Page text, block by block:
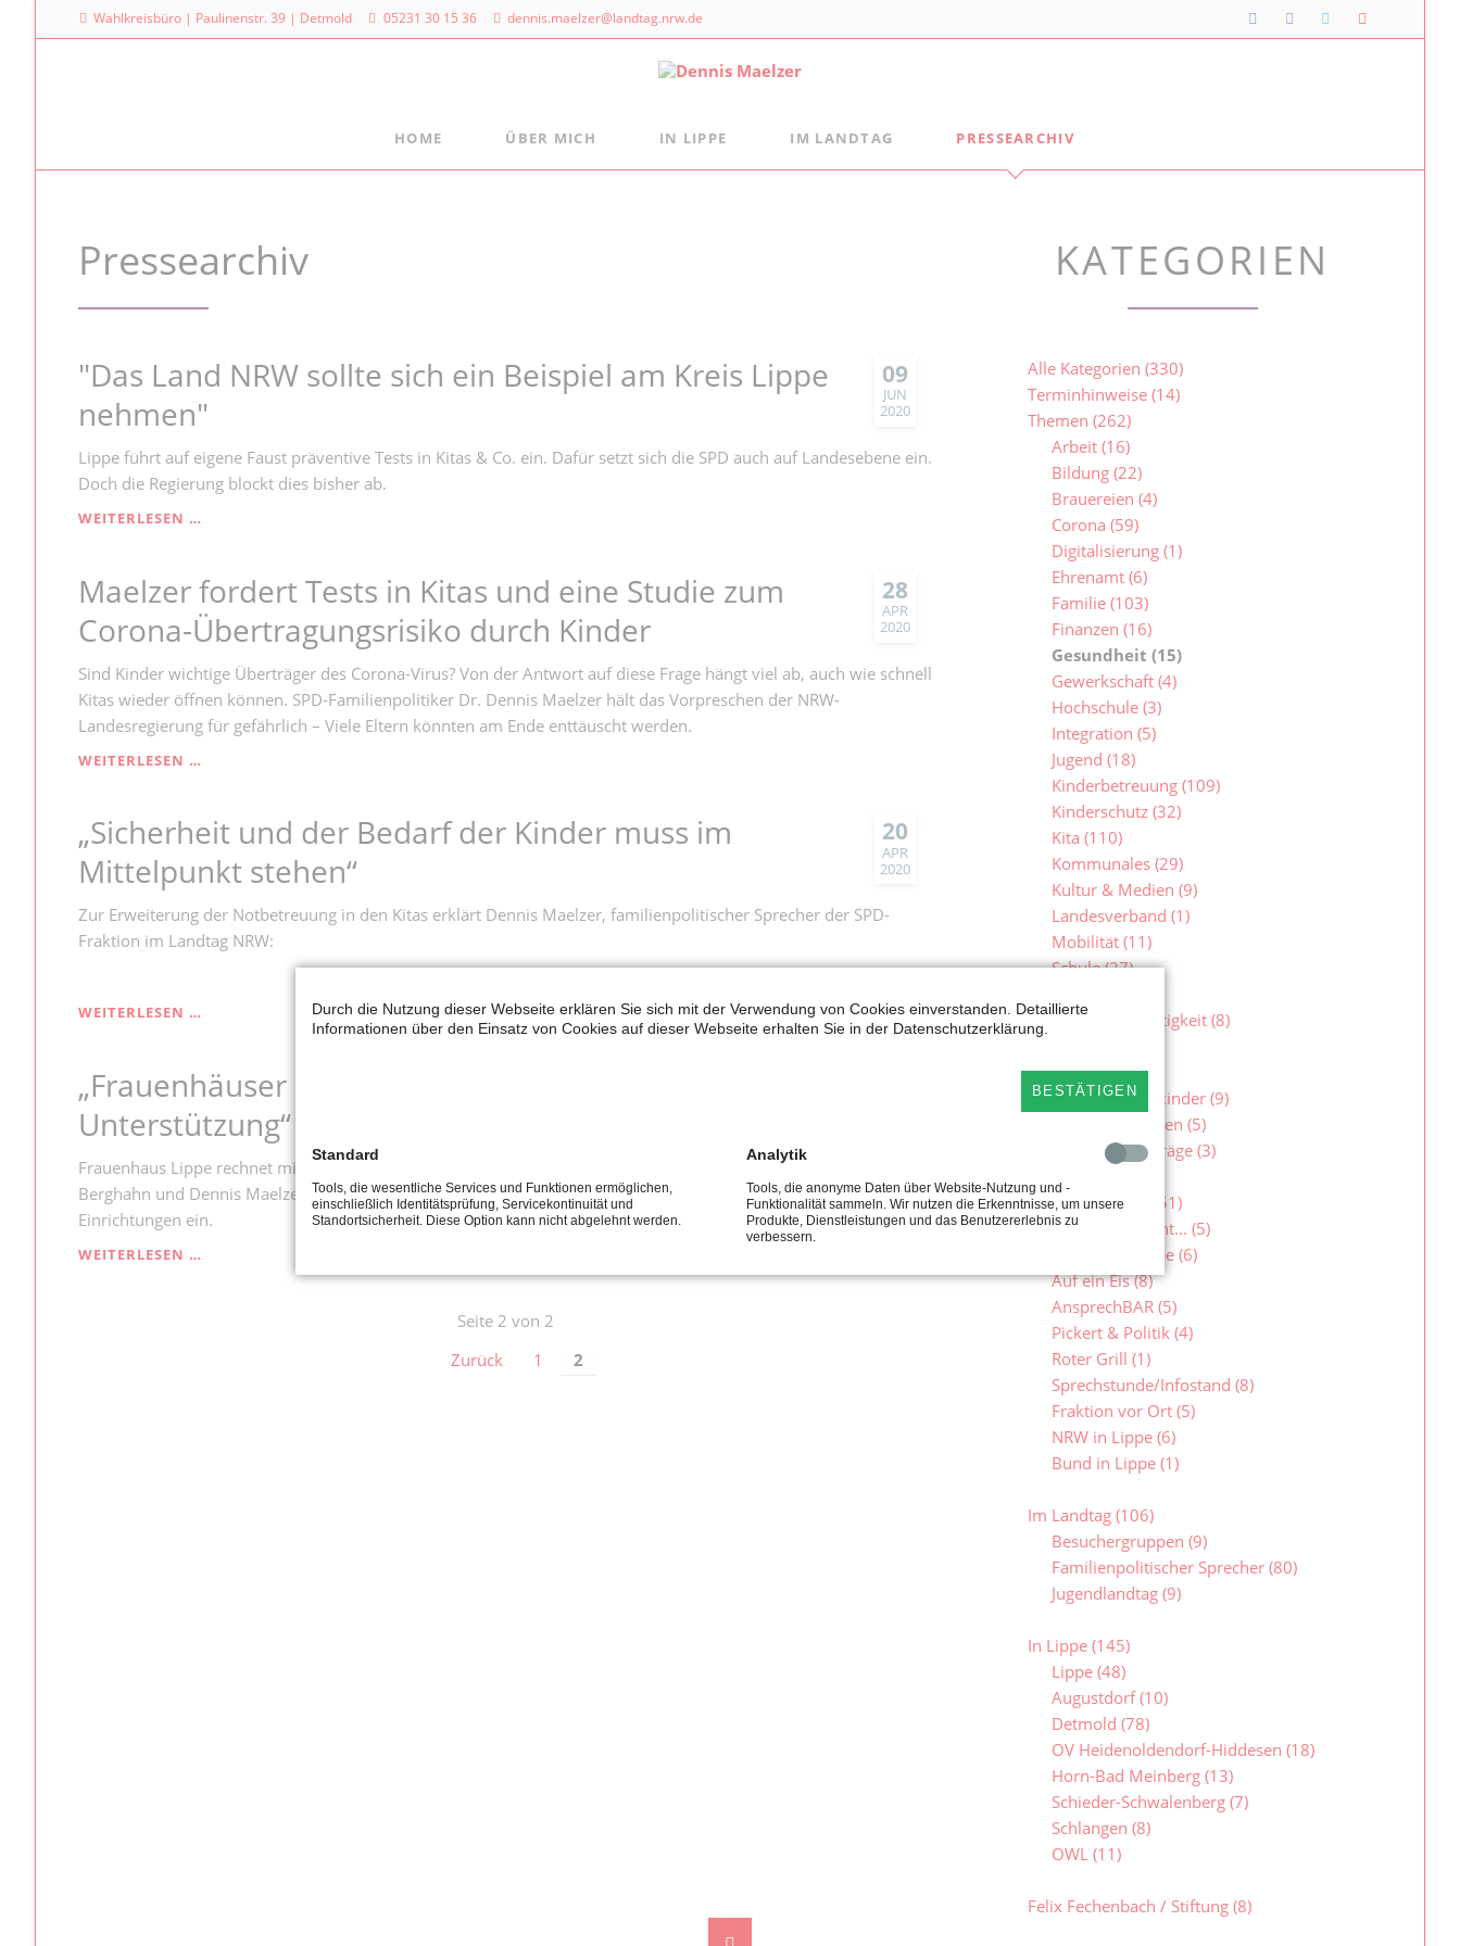
Wahlkreisbüro | Paulinenstr. 39 | Detmold 05231 30 15 36 dennis.maelzer@landtag.nrw.de
HOME ÜBER MICH IN LIPPE IM LANDTAG
Meine Anfragen
Ellen Stock
Alexander Baer
PRESSEARCHIV
Pressearchiv
09
JUN
2020
"Das Land NRW sollte sich ein Beispiel am Kreis Lippe
nehmen"
Lippe führt auf eigene Faust präventive Tests in Kitas & Co. ein. Dafür setzt sich die SPD auch auf Landesebene ein.
Doch die Regierung blockt dies bisher ab.
WEITERLESEN …
SOLLTE
SICH
EIN
BEISPIEL
AM
KREIS
LIPPE
NEHMEN"
28
APR
2020
Maelzer fordert Tests in Kitas und eine Studie zum
Corona-Übertragungsrisiko durch Kinder
Sind Kinder wichtige Überträger des Corona-Virus? Von der Antwort auf diese Frage hängt viel ab, auch wie schnell
Kitas wieder öffnen können. SPD-Familienpolitiker Dr. Dennis Maelzer hält das Vorpreschen der NRW-
Landesregierung für gefährlich – Viele Eltern könnten am Ende enttäuscht werden.
WEITERLESEN …
IN
KITAS
UND
EINE
STUDIE
ZUM
CORONA-
20
APR
2020
„Sicherheit und der Bedarf der Kinder muss im
Mittelpunkt stehen“
Zur Erweiterung der Notbetreuung in den Kitas erklärt Dennis Maelzer, familienpolitischer Sprecher der SPD-
Fraktion im Landtag NRW:
WEITERLESEN …
BEDARF
DER
KINDER
MUSS
IM
MITTELPUNKT
STEHEN“
„Frauenhäuser benötigen in der Corona-Krise
Unterstützung“
Frauenhaus Lippe rechnet mit großem Bedarf. Die lippischen SPD-Landtagsabgeordneten Ellen Stock, Jürgen
Berghahn und Dennis Maelzer setzen sich für mehr praktische und finanzielle Ressourcen für die Frauenhilfe-
Einrichtungen ein.
WEITERLESEN …
BENÖTIGEN
Seite 2 von 2
Zurück
1 2
KATEGORIEN
Alle Kategorien (330)
Terminhinweise (14)
Themen (262)
Arbeit (16)
Bildung (22)
Brauereien (4)
Corona (59)
Digitalisierung (1)
Ehrenamt (6)
Familie (103)
Finanzen (16)
Gesundheit (15)
Gewerkschaft (4)
Hochschule (3)
Integration (5)
Jugend (18)
Kinderbetreuung (109)
Kinderschutz (32)
Kita (110)
Kommunales (29)
Kultur & Medien (9)
Landesverband (1)
Mobilität (11)
Schule (27)
Soziale Gerechtigkeit (8)
Umwelt (4)
Verschickungskinder (9)
Wohnen & Bauen (5)
Ausbaubeiträge (3)
Veranstaltungen
(51)
Maelzer besucht... (5)
Auf einen Kaffee (6)
Auf ein Eis (8)
AnsprechBAR (5)
Pickert & Politik (4)
Roter Grill (1)
Sprechstunde/Infostand (8)
Fraktion vor Ort (5)
NRW in Lippe (6)
Bund in Lippe (1)
Im Landtag (106)
Besuchergruppen (9)
Familienpolitischer Sprecher (80)
Jugendlandtag (9)
In Lippe (145)
Lippe (48)
Augustdorf (10)
Detmold (78)
OV Heidenoldendorf-Hiddesen (18)
Horn-Bad Meinberg (13)
Schieder-Schwalenberg (7)
Schlangen (8)
OWL (11)
Felix Fechenbach / Stiftung (8)
Durch die Nutzung dieser Webseite erklären Sie sich mit der Verwendung von Cookies einverstanden. Detaillierte
Informationen über den Einsatz von Cookies auf dieser Webseite erhalten Sie in der Datenschutzerklärung.
BESTÄTIGEN
Standard
Tools, die wesentliche Services und Funktionen ermöglichen,
einschließlich Identitätsprüfung, Servicekontinuität und
Standortsicherheit. Diese Option kann nicht abgelehnt werden.
Analytik
Tools, die anonyme Daten über Website-Nutzung und -
Funktionalität sammeln. Wir nutzen die Erkenntnisse, um unsere
Produkte, Dienstleistungen und das Benutzererlebnis zu
verbessern.